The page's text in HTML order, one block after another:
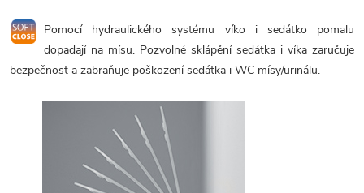
Pomocí hydraulického systému víko i sedátko pomalu
dopadají na mísu. Pozvolné sklápění sedátka i víka zaručuje
bezpečnost a zabraňuje poškození sedátka i WC mísy/urinálu.